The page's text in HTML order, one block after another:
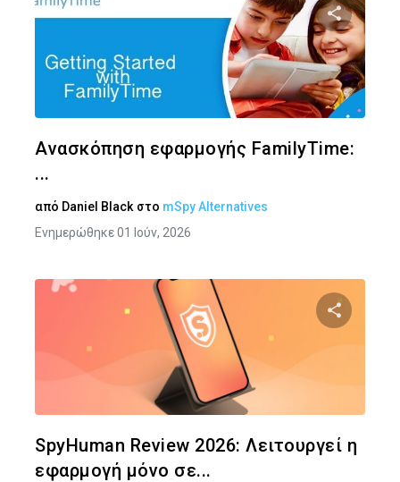
Ανασκόπηση εφαρμογής FamilyTime:
...
από Daniel Black στο mSpy Alternatives
Ενημερώθηκε 01 Ιούν, 2026
SpyHuman Review 2026: Λειτουργεί η
εφαρμογή μόνο σε...